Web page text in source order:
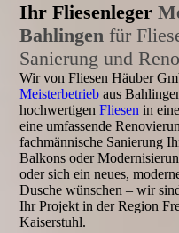
Ihr Fliesenleger
Bahlingen für
Sanierung und
Wir von Fliesen Häuber
Meisterbetrieb aus
hochwertigenFliesen in
eine umfassende
fachmännische Sanierung
Balkons oder
oder sich ein neues,
Dusche wünschen – wir
Ihr Projekt in der Region
Kaiserstuhl.